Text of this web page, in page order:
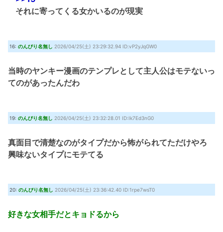
それに寄ってくる女かいるのが現実
16: のんびり名無し 2026/04/25(土) 23:29:32.94 ID:vP2yJqGW0
当時のヤンキー漫画のテンプレとして主人公はモテないっ
てのがあったんだわ
19: のんびり名無し 2026/04/25(土) 23:32:28.01 ID:Ik7Ed3nG0
真面目で清楚なのがタイプだから怖がられてただけやろ
興味ないタイプにモテてる
20: のんびり名無し 2026/04/25(土) 23:36:42.40 ID:1rpe7wsT0
好きな女相手だとキョドるから